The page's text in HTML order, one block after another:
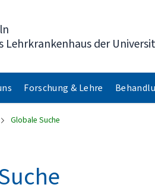
Lehrkrankenhaus der
Forschung & Lehre
Globale Suche